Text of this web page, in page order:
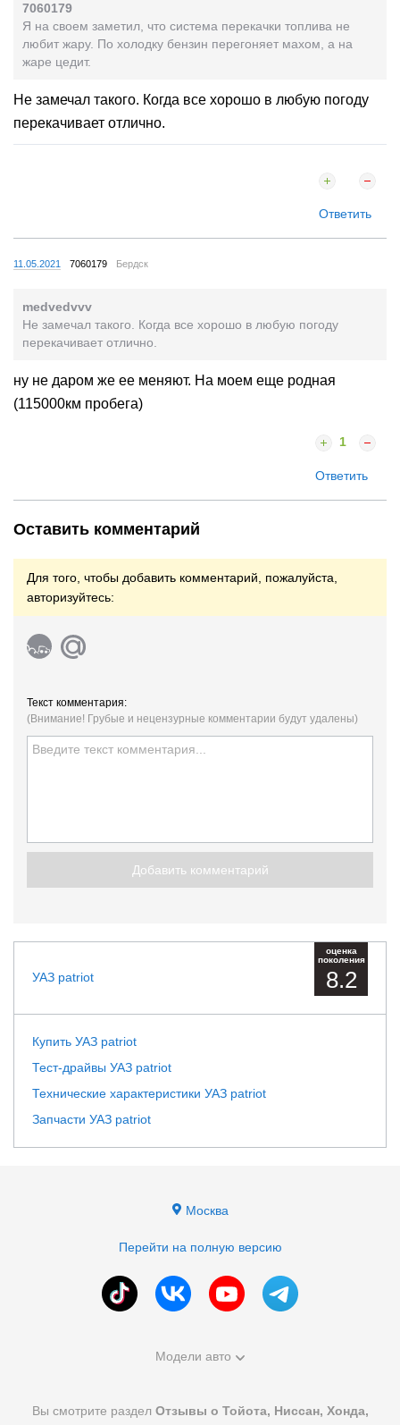
7060179
Я на своем заметил, что система перекачки топлива не
любит жару. По холодку бензин перегоняет махом, а на
жаре цедит.
Не замечал такого. Когда все хорошо в любую погоду
перекачивает отлично.
Ответить
11.05.2021 7060179 Бердск
medvedvvv
Не замечал такого. Когда все хорошо в любую погоду
перекачивает отлично.
ну не даром же ее меняют. На моем еще родная
(115000км пробега)
1
Ответить
Оставить комментарий
Для того, чтобы добавить комментарий, пожалуйста,
авторизуйтесь:
Текст комментария:
(Внимание! Грубые и нецензурные комментарии будут удалены)
Добавить комментарий
УАЗ patriot
оценка
поколения
8.2
Купить УАЗ patriot
Тест-драйвы УАЗ patriot
Технические характеристики УАЗ patriot
Запчасти УАЗ patriot
Москва
Перейти на полную версию
Модели авто
Вы смотрите раздел Отзывы о Тойота, Ниссан, Хонда,